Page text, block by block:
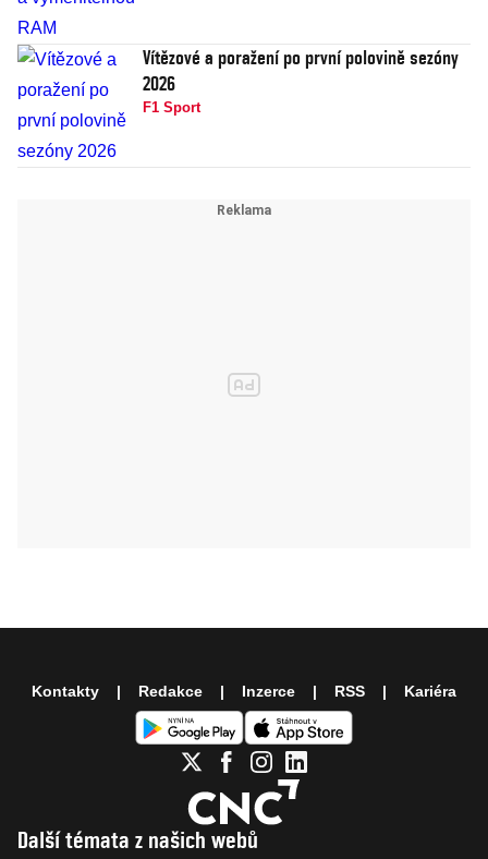
Vítězové a poražení po první polovině sezóny
2026
F1 Sport
Další témata z našich webů
Kontakty Redakce Inzerce RSS Kariéra